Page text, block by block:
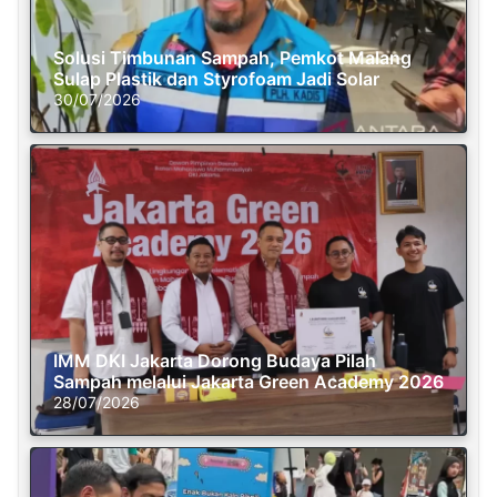
Solusi Timbunan Sampah, Pemkot Malang
Sulap Plastik dan Styrofoam Jadi Solar
30/07/2026
IMM DKI Jakarta Dorong Budaya Pilah
Sampah melalui Jakarta Green Academy 2026
28/07/2026